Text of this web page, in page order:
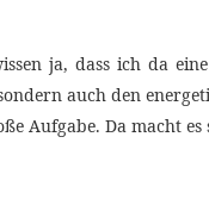
ja, dass ich da
auch den
Aufgabe. Da macht